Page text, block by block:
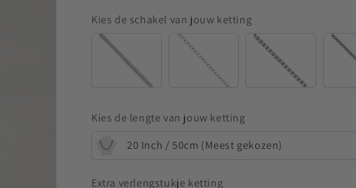
Kies de schakel van jouw ketting
Kies de lengte van jouw ketting
20 Inch / 50cm (Meest gekozen)
Extra verlengstukje ketting